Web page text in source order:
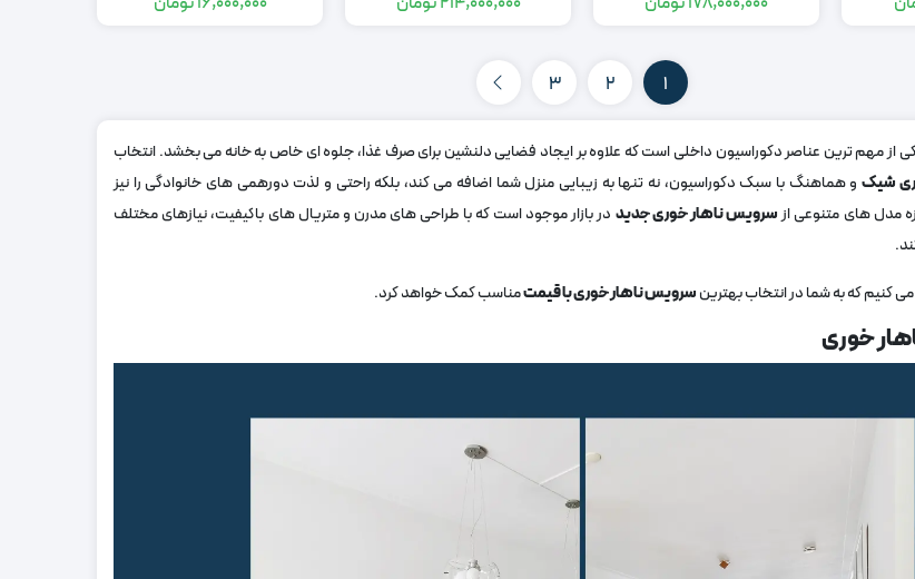
217,000,000
تومان
178,000,000
تومان.1
2
3
از مهم‌ ترین عناصر دکوراسیون داخلی است که علاوه بر ایجاد فضایی دلنشین برای صرف غذا، جلوه ‌ای خاص به خانه می‌ بخشد. انتخاب
شیک و هماهنگ با سبک دکوراسیون، نه ‌تنها به زیبایی منزل شما اضافه می ‌کند، بلکه راحتی و لذت دورهمی ‌های خانوادگی را نیز
مدل‌ های متنوعی ازسرویس ناهار خوری جدید در بازار موجود است که با طراحی‌ های مدرن و متریال ‌های باکیفیت، نیازهای مختلف
می ‌کنیم که به شما در انتخاب بهترینسرویس ناهار خوری با قیمتمناسب کمک خواهد کرد.
خوری